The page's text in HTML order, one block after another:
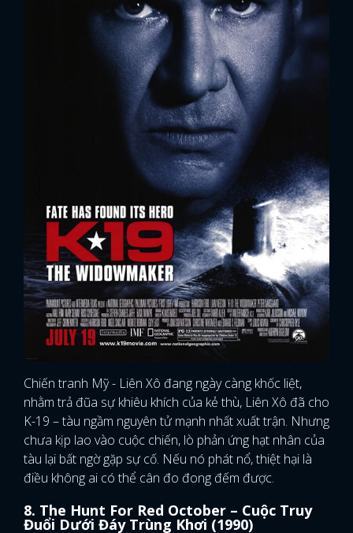
ĐĂNG NHẬP
Chiến tranh Mỹ - Liên Xô đang ngày càng khốc liệt,
nhằm trả đũa sự khiêu khích của kẻ thù, Liên Xô đã cho
K-19 – tàu ngầm nguyên tử mạnh nhất xuất trận. Nhưng
chưa kịp lao vào cuộc chiến, lò phản ứng hạt nhân của
tàu lại bất ngờ gặp sự cố. Nếu nó phát nổ, thiệt hại là
điều không ai có thể cân đo đong đếm được.
8. The Hunt For Red October – Cuộc Truy
Đuổi Dưới Đáy Trùng Khơi (1990)